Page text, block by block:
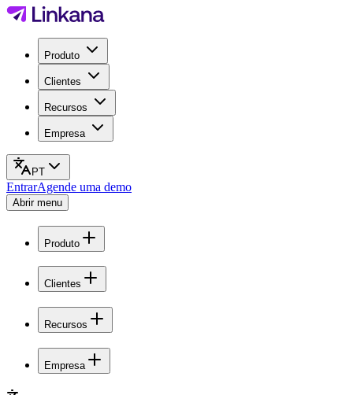
Produto
Clientes
Recursos
Empresa
PT
EntrarAgende uma demo
Abrir menu
Produto
Clientes
Recursos
Empresa